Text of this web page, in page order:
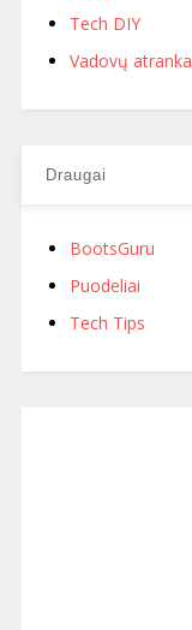
Tech DIY
Vadovų atranka
Draugai
BootsGuru
Puodeliai
Tech Tips